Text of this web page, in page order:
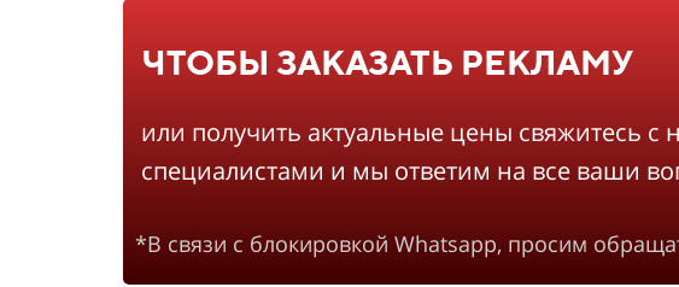
ЧТОБЫ ЗАКАЗАТЬ РЕКЛАМУ
или получить актуальные цены свяжитесь
специалистами и мы ответим на все ваши
*В связи с блокировкой Whatsapp, просим